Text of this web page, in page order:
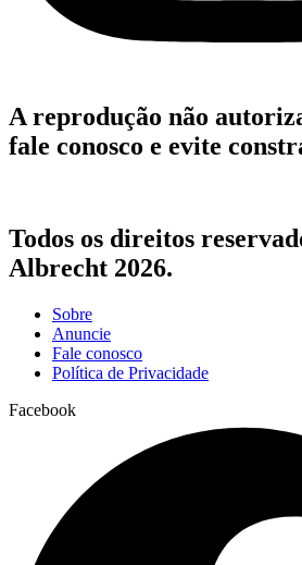
A reprodução não
fale conosco e evite
Todos os direitos
Albrecht 2026.
Sobre
Anuncie
Fale conosco
Política de Privacidade
Facebook